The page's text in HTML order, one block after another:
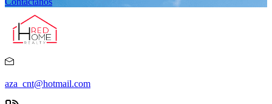
aza_cnt@hotmail.com